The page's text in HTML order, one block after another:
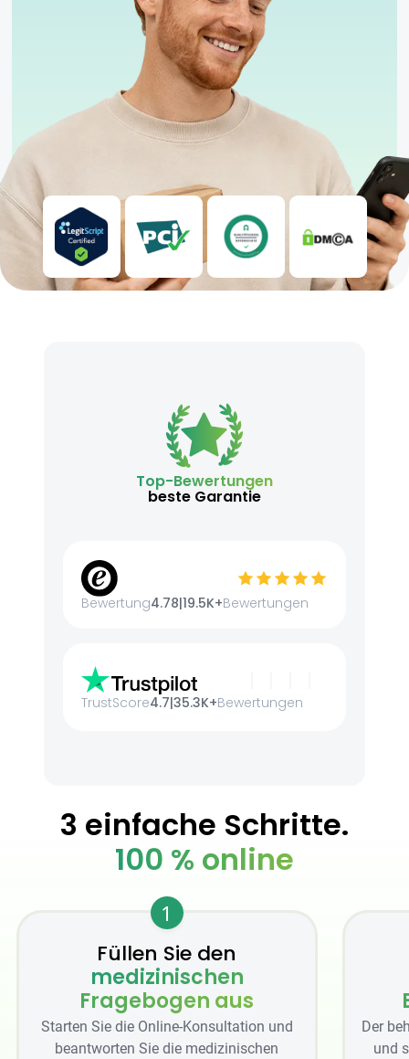
Top-Bewertungen
beste Garantie
Bewertung4.78|19.5K+Bewertungen
TrustScore4.7|35.3K+Bewertungen
3 einfache Schritte.
100 % online
1
Füllen Sie den
medizinischen
Fragebogen aus
Starten Sie die Online-Konsultation und
beantworten Sie die medizinischen
Der
und